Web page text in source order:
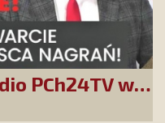
PCh24TV w